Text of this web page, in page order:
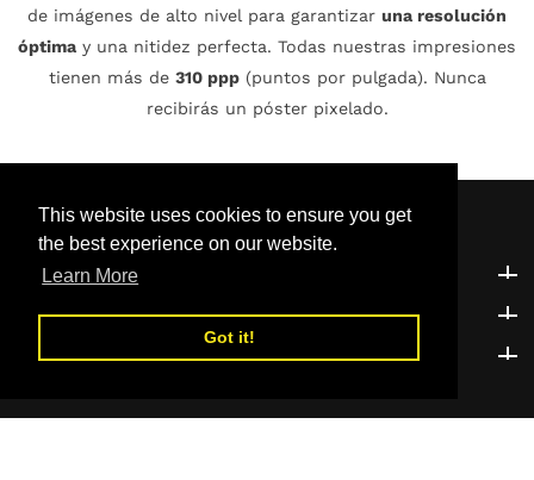
This website uses cookies to ensure you get
the best experience on our website.
Learn More
Got it!
de imágenes de alto nivel para garantizar una resolución
óptima y una nitidez perfecta. Todas nuestras impresiones
tienen más de 310 ppp(puntos por pulgada). Nunca
recibirás un póster pixelado.
Atención al cliente
¡Se el primero en saberlo!